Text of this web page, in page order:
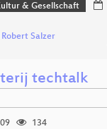
& Gesellschaft
Robert Salzer
techtalk
134